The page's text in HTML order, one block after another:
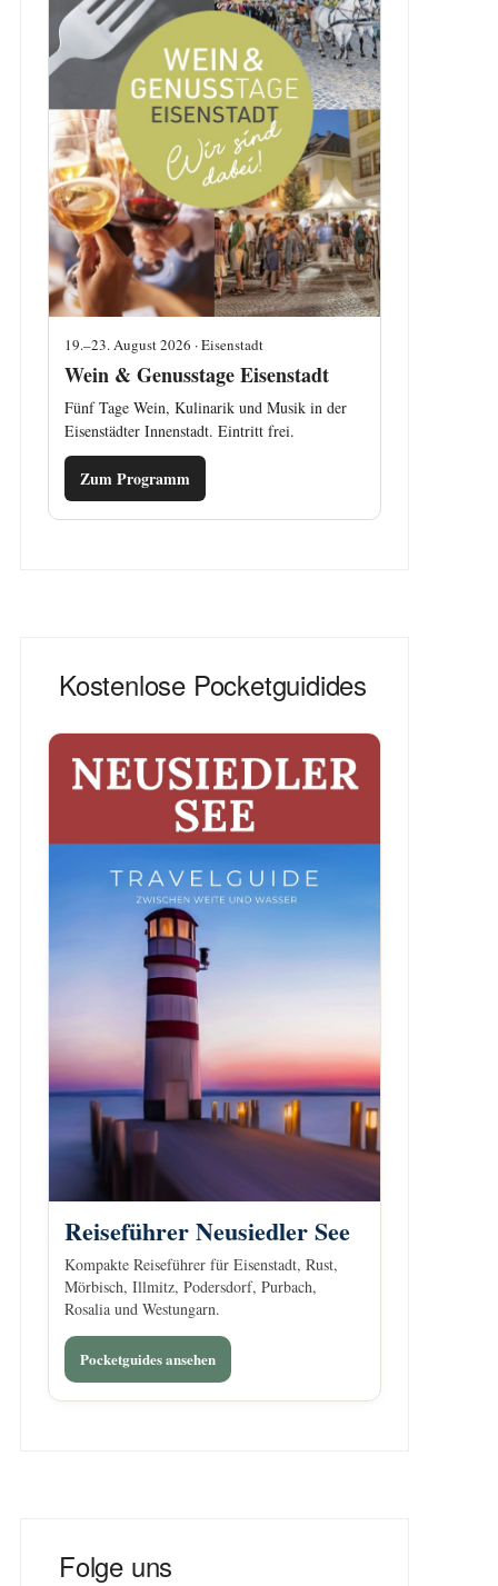
19.–23. August 2026 · Eisenstadt
Wein & Genusstage Eisenstadt
Fünf Tage Wein, Kulinarik und Musik in der
Eisenstädter Innenstadt. Eintritt frei.
Zum Programm
Kostenlose Pocketguidides
Reiseführer Neusiedler See
Kompakte Reiseführer für Eisenstadt, Rust,
Mörbisch, Illmitz, Podersdorf, Purbach,
Rosalia und Westungarn.
Pocketguides ansehen
Folge uns